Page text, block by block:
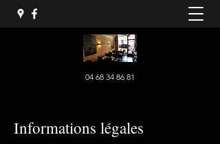
04 68 34 86 81
Informations légales